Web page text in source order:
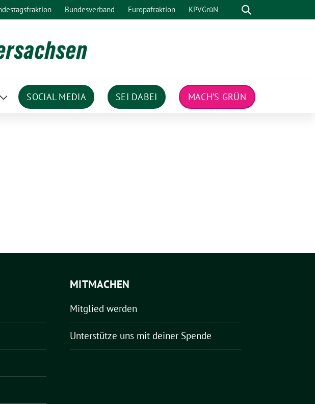
Bundesverband Europafraktion KPVGrüN Suche
Zeige
SOCIAL MEDIA SEI DABEI MACH’S GRÜN
MITMACHEN
Mitglied werden
Unterstütze uns mit deiner Spende